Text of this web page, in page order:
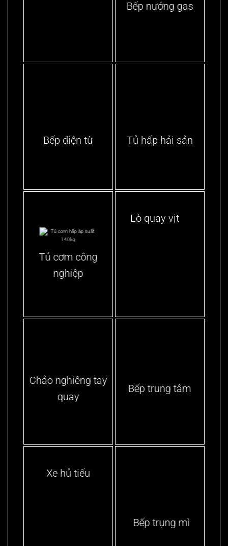
Bếp nướng gas
Bếp điện từ Tủ hấp hải sản
Tủ cơm công
nghiệp
Lò quay vịt
Chảo nghiêng tay
quay
Bếp trung tâm
Xe hủ tiếu
Bếp trụng mì